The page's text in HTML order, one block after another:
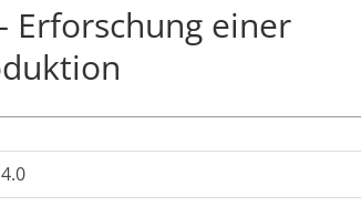
Erforschung einer